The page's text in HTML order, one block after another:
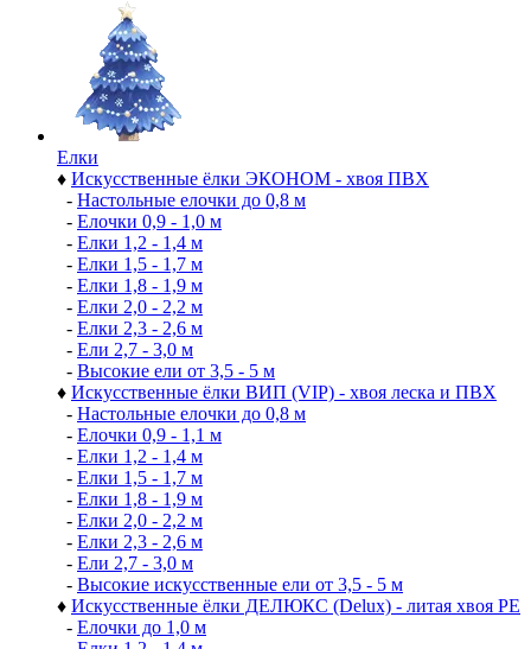
Елки
♦ Искусственные ёлки ЭКОНОМ - хвоя ПВХ
- Настольные елочки до 0,8 м
- Елочки 0,9 - 1,0 м
- Елки 1,2 - 1,4 м
- Елки 1,5 - 1,7 м
- Елки 1,8 - 1,9 м
- Елки 2,0 - 2,2 м
- Елки 2,3 - 2,6 м
- Ели 2,7 - 3,0 м
- Высокие ели от 3,5 - 5 м
♦ Искусственные ёлки ВИП (VIP) - хвоя леска и ПВХ
- Настольные елочки до 0,8 м
- Елочки 0,9 - 1,1 м
- Елки 1,2 - 1,4 м
- Елки 1,5 - 1,7 м
- Елки 1,8 - 1,9 м
- Елки 2,0 - 2,2 м
- Елки 2,3 - 2,6 м
- Ели 2,7 - 3,0 м
- Высокие искусственные ели от 3,5 - 5 м
♦ Искусственные ёлки ДЕЛЮКС (Delux) - литая хвоя РЕ
- Елочки до 1,0 м